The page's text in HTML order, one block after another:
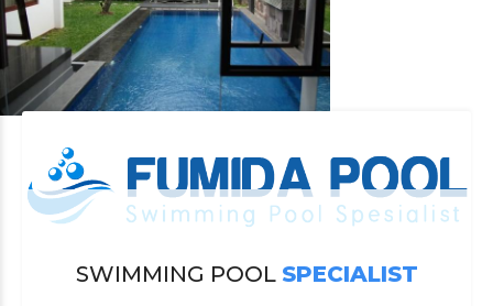
SWIMMING POOL SPECIALIST